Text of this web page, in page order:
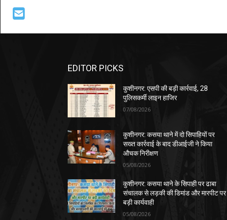
EDITOR PICKS
कुशीनगर: एसपी की बड़ी कार्रवाई, 28
पुलिसकर्मी लाइन हाजिर
07/08/2026
कुशीनगर: कसया थाने में दो सिपाहियों पर
सख्त कार्रवाई के बाद डीआईजी ने किया
औचक निरीक्षण
05/08/2026
कुशीनगर: कसया थाने के सिपाही पर ढाबा
संचालक से लड़की की डिमांड और मारपीट पर
बड़ी कार्यवाही
05/08/2026